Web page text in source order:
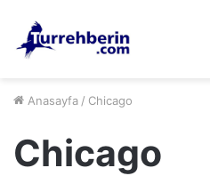
Anasayfa / Chicago
Chicago